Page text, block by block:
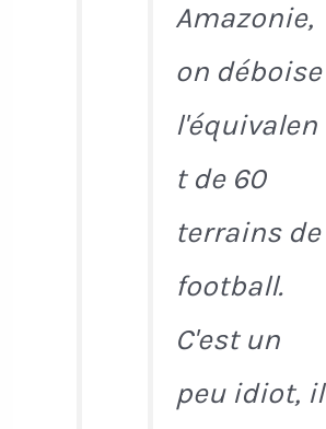
Amazonie,
on déboise
l'équivalen
t de 60
terrains de
football.
C'est un
peu idiot, il